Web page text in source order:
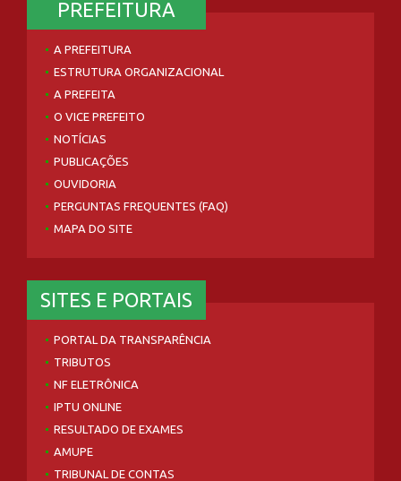
PREFEITURA
A PREFEITURA
ESTRUTURA ORGANIZACIONAL
A PREFEITA
O VICE PREFEITO
NOTÍCIAS
PUBLICAÇÕES
OUVIDORIA
PERGUNTAS FREQUENTES (FAQ)
MAPA DO SITE
SITES E PORTAIS
PORTAL DA TRANSPARÊNCIA
TRIBUTOS
NF ELETRÔNICA
IPTU ONLINE
RESULTADO DE EXAMES
AMUPE
TRIBUNAL DE CONTAS